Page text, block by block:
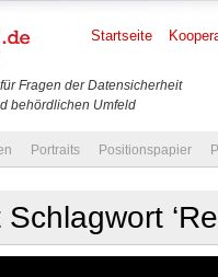
Fragen der Datensicherheit
behördlichen Umfeld
Startseite
Portraits Positionspapier